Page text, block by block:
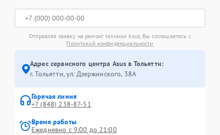
Отправляя заявку на ремонт техники Asus, Вы соглашаетесь с
Политикой конфиденциальности
Адрес сервисного центра Asus в Тольятти:
г. Тольятти, ул. Дзержинского, 38А
Горячая линия
+7 (848) 238-87-51
Время работы
Ежедневно с 9:00 до 21:00